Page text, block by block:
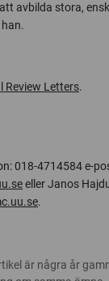
avbilda stora,
Review Letters.
018-4714584 e-
eller Janos
.
är några år